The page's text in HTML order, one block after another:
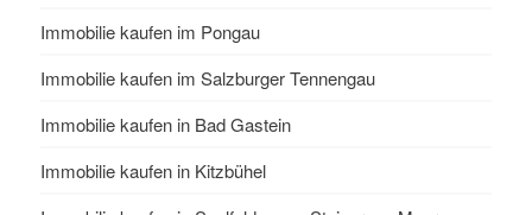
Immobilie kaufen im Pongau
Immobilie kaufen im Salzburger Tennengau
Immobilie kaufen in Bad Gastein
Immobilie kaufen in Kitzbühel